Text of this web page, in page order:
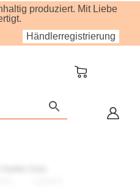
produziert. Mit Liebe
Händlerregistrierung